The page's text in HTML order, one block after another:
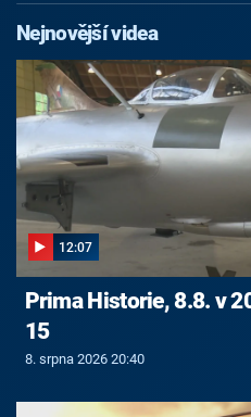
Nejnovější videa
12:07
Prima Historie, 8.8. v
15
8. srpna 2026 20:40